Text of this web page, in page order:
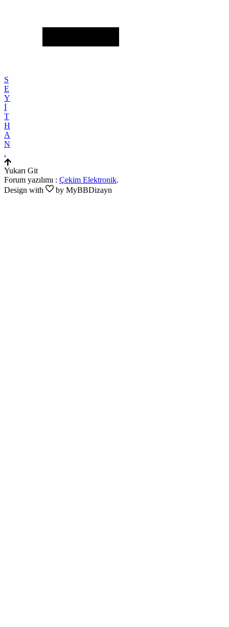
S
E
Y
İ
T
H
A
N
.
Yukarı Git
Forum yazılımı : Çekim Elektronik.
Design with
by MyBBDizayn